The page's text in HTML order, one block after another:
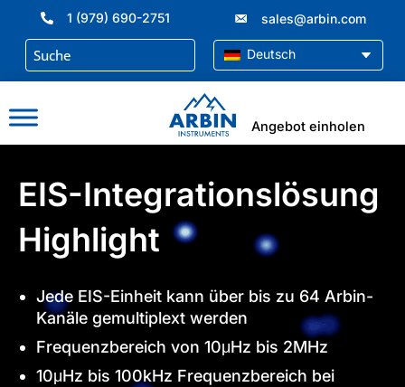
springen
1 (979) 690-2751 sales@arbin.com
Deutsch
Angebot einholen
EIS-Integrationslösung
Highlight
Jede EIS-Einheit kann über bis zu 64 Arbin-
Kanäle gemultiplext werden
Frequenzbereich von 10μHz bis 2MHz
10μHz bis 100kHz Frequenzbereich bei